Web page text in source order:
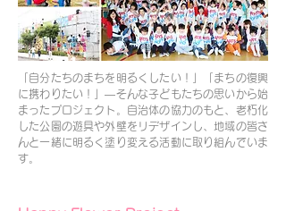
「自分たちのまちを明るくしたい！」「まちの復興
に携わりたい！」―そんな子どもたちの思いから始
まったプロジェクト。自治体の協力のもと、老朽化
した公園の遊具や外壁をリデザインし、地域の皆さ
んと一緒に明るく塗り変える活動に取り組んでいま
す。